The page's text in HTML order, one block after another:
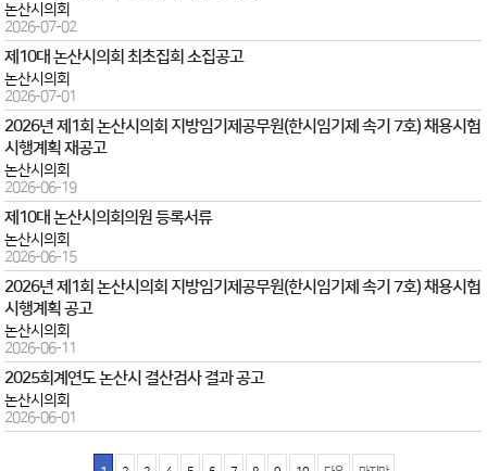
논산시의회
2026-07-02
제10대 논산시의회 최초집회 소집공고
논산시의회
2026-07-01
2026년 제1회 논산시의회 지방임기제공무원(한시임기제 속기 7호) 채용시험
시행계획 재공고
논산시의회
2026-06-19
제10대 논산시의회의원 등록서류
논산시의회
2026-06-15
2026년 제1회 논산시의회 지방임기제공무원(한시임기제 속기 7호) 채용시험
시행계획 공고
논산시의회
2026-06-11
2025회계연도 논산시 결산검사 결과 공고
논산시의회
2026-06-01